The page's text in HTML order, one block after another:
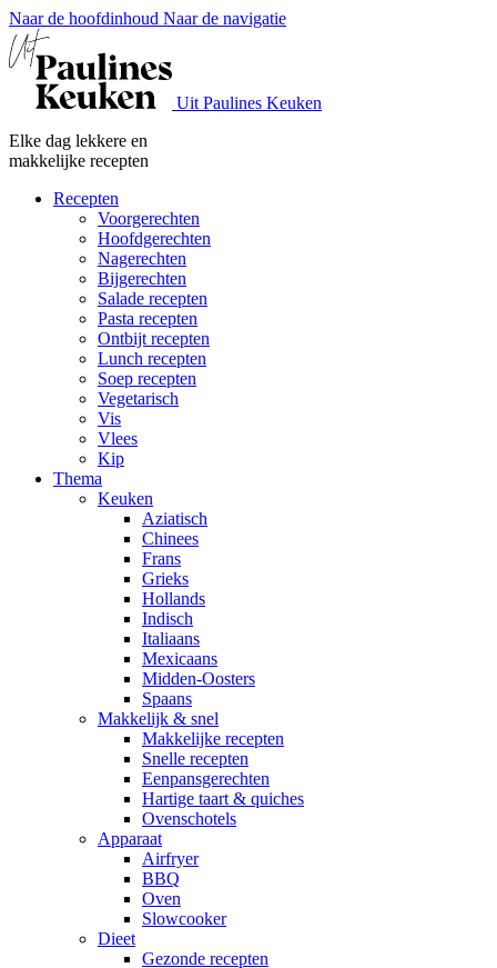
Naar de hoofdinhoud Naar de navigatie
Uit Paulines Keuken
Elke dag lekkere en
makkelijke recepten
Recepten
Voorgerechten
Hoofdgerechten
Nagerechten
Bijgerechten
Salade recepten
Pasta recepten
Ontbijt recepten
Lunch recepten
Soep recepten
Vegetarisch
Vis
Vlees
Kip
Thema
Keuken
Aziatisch
Chinees
Frans
Grieks
Hollands
Indisch
Italiaans
Mexicaans
Midden-Oosters
Spaans
Makkelijk & snel
Makkelijke recepten
Snelle recepten
Eenpansgerechten
Hartige taart & quiches
Ovenschotels
Apparaat
Airfryer
BBQ
Oven
Slowcooker
Dieet
Gezonde recepten